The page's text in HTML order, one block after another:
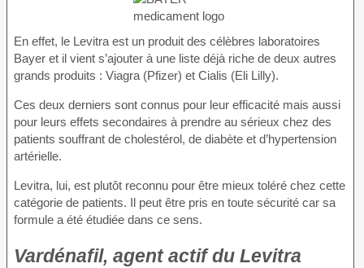
En effet, le Levitra est un produit des célèbres laboratoires
Bayer et il vient s’ajouter à une liste déjà riche de deux autres
grands produits : Viagra (Pfizer) et Cialis (Eli Lilly).
Ces deux derniers sont connus pour leur efficacité mais aussi
pour leurs effets secondaires à prendre au sérieux chez des
patients souffrant de cholestérol, de diabète et d’hypertension
artérielle.
Levitra, lui, est plutôt reconnu pour être mieux toléré chez cette
catégorie de patients. Il peut être pris en toute sécurité car sa
formule a été étudiée dans ce sens.
Vardénafil, agent actif du Levitra